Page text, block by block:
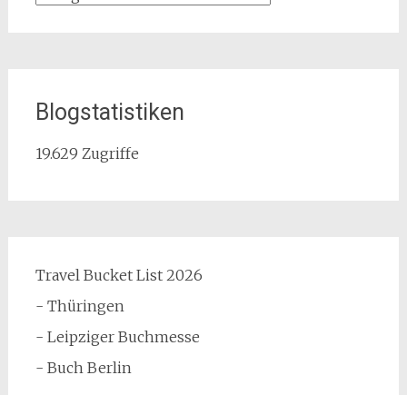
Blogstatistiken
19.629 Zugriffe
Travel Bucket List 2026
- Thüringen
- Leipziger Buchmesse
- Buch Berlin